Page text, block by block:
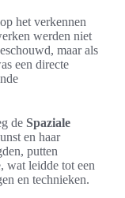
het verkennen
werden niet
maar als
een directe
de Spaziale
en haar
putten
wat leidde tot een
en technieken.